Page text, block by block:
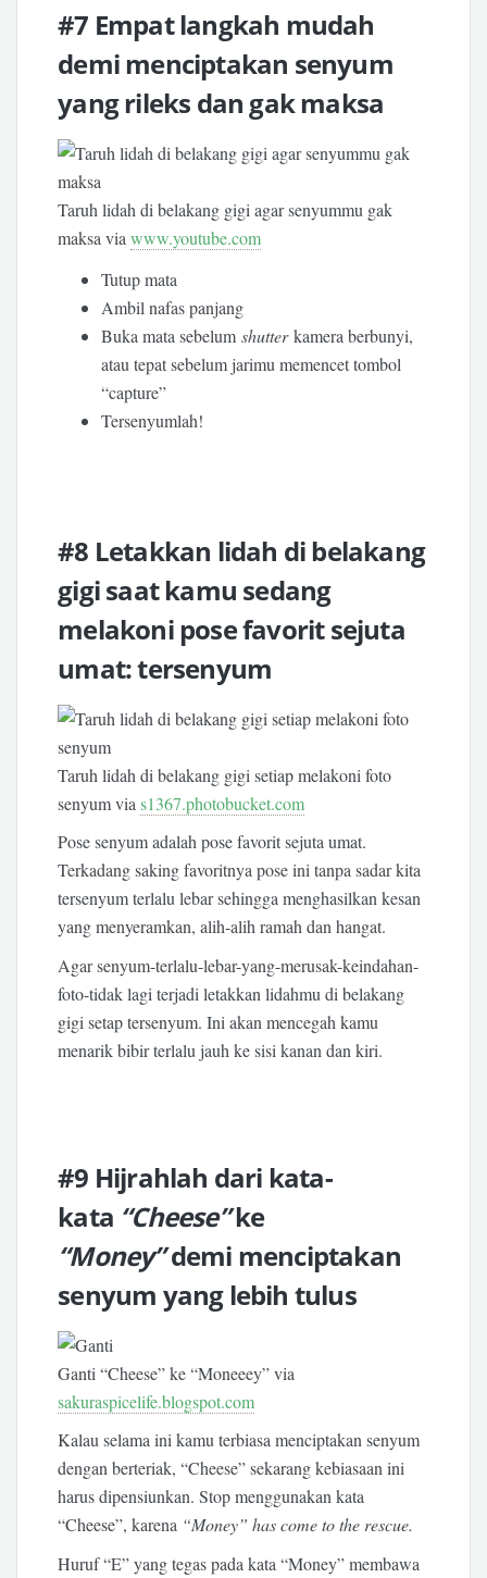
#7 Empat langkah mudah
demi menciptakan senyum
yang rileks dan gak maksa
Taruh lidah di belakang gigi agar senyummu gak
maksa viawww.youtube.com
Tutup mata
Ambil nafas panjang
Buka mata sebelumshutterkamera berbunyi,
atau tepat sebelum jarimu memencet tombol
“capture”
Tersenyumlah!
#8 Letakkan lidah di belakang
gigi saat kamu sedang
melakoni pose favorit sejuta
umat: tersenyum
Taruh lidah di belakang gigi setiap melakoni foto
senyum vias1367.photobucket.com
Pose senyum adalah pose favorit sejuta umat.
Terkadang saking favoritnya pose ini tanpa sadar kita
tersenyum terlalu lebar sehingga menghasilkan kesan
yang menyeramkan, alih-alih ramah dan hangat.
Agar senyum-terlalu-lebar-yang-merusak-keindahan-
foto-tidak lagi terjadi letakkan lidahmu di belakang
gigi setap tersenyum. Ini akan mencegah kamu
menarik bibir terlalu jauh ke sisi kanan dan kiri.
#9 Hijrahlah dari kata-
kata “Cheese”ke
“Money”demi menciptakan
senyum yang lebih tulus
Ganti “Cheese” ke “Moneeey” via
sakuraspicelife.blogspot.com
Kalau selama ini kamu terbiasa menciptakan senyum
dengan berteriak, “Cheese” sekarang kebiasaan ini
harus dipensiunkan. Stop menggunakan kata
“Cheese”, karena “Money” has come to the rescue.
Huruf “E” yang tegas pada kata “Money” membawa